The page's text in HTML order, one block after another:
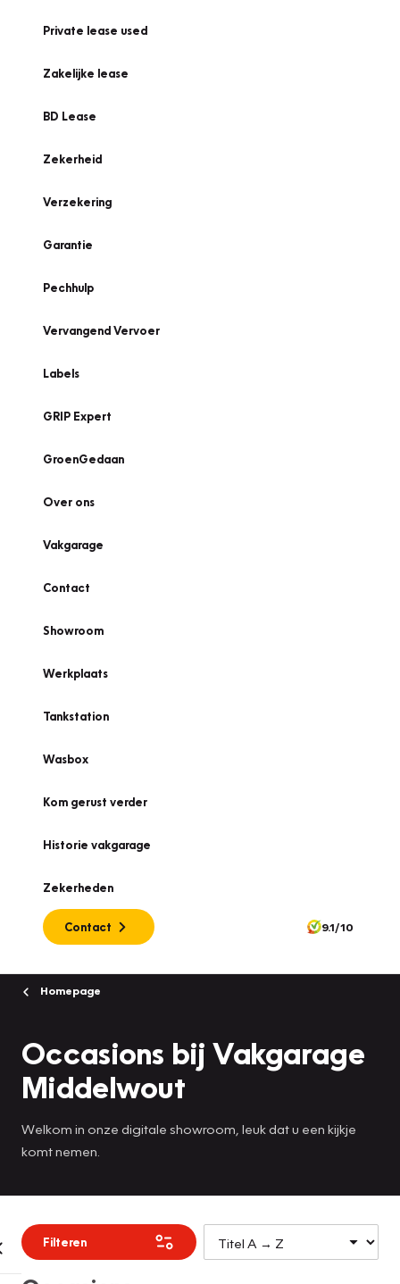
Private lease used
Zakelijke lease
BD Lease
Zekerheid
Verzekering
Garantie
Pechhulp
Vervangend Vervoer
Labels
GRIP Expert
GroenGedaan
Over ons
Vakgarage
Contact
Showroom
Werkplaats
Tankstation
Wasbox
Kom gerust verder
Historie vakgarage
Zekerheden
Contact 9.1/10
Homepage
Occasions bij Vakgarage
Middelwout
Welkom in onze digitale showroom, leuk dat u een kijkje
komt nemen.
Filteren